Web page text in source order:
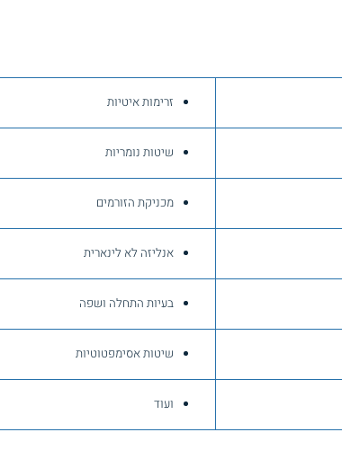
זרימות איטיות
שיטות נומריות
מכניקת הזורמים
אנליזה לא לינארית
בעיות התחלה ושפה
שיטות אסימפטוטיות
ועוד